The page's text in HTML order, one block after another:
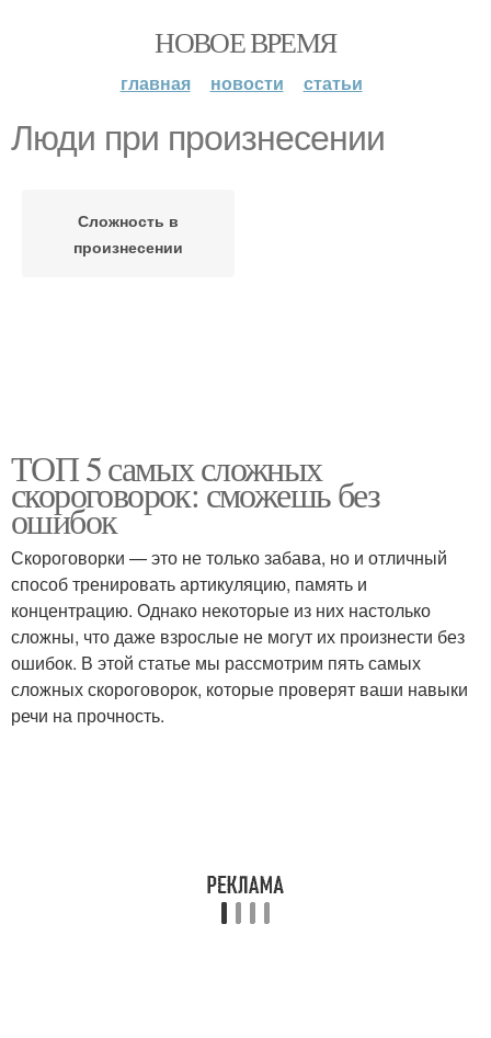
НОВОЕ ВРЕМЯ
главная новости статьи
Люди при произнесении
Сложность в
произнесении
ТОП 5 самых сложных
скороговорок: сможешь без
ошибок
Скороговорки — это не только забава, но и отличный
способ тренировать артикуляцию, память и
концентрацию. Однако некоторые из них настолько
сложны, что даже взрослые не могут их произнести без
ошибок. В этой статье мы рассмотрим пять самых
сложных скороговорок, которые проверят ваши навыки
речи на прочность.